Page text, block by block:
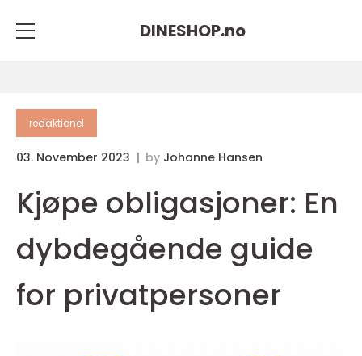
DINESHOP.no
redaktionel
03. November 2023 by Johanne Hansen
Kjøpe obligasjoner: En
dybdegående guide
for privatpersoner